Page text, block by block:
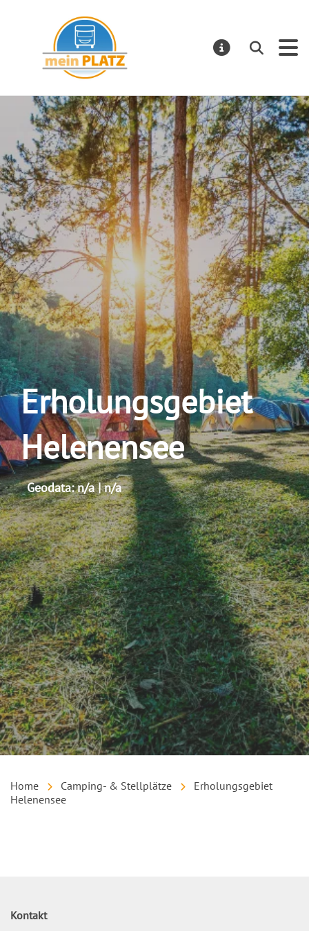
Suchen
Erholungsgebiet
Helenensee
Geodata: n/a | n/a
Home Camping- & Stellplätze
Erholungsgebiet
Helenensee
Kontakt